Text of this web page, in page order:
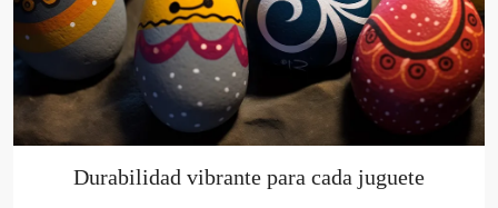
Durabilidad vibrante para cada juguete